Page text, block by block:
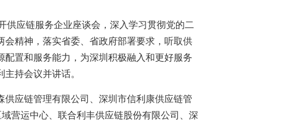
供应链服务企业座谈会，深入学习贯彻党的二
精神，落实省委、省政府部署要求，听取供
置和服务能力，为深圳积极融入和更好服务
持会议并讲话。
应链管理有限公司、深圳市信利康供应链管
营运中心、联合利丰供应链股份有限公司、深